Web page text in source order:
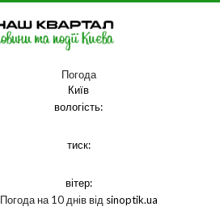
Погода
Київ
вологість:
тиск:
вітер:
Погода на 10 днів від sinoptik.ua